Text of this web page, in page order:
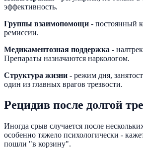
эффективность.
Группы взаимопомощи - постоянный
ремиссии.
Медикаментозная поддержка -
Препараты назначаются наркологом.
Структура жизни - режим дня,
один из главных врагов трезвости.
Рецидив после долгой
Иногда срыв случается после
особенно тяжело психологически -
пошли "в корзину".